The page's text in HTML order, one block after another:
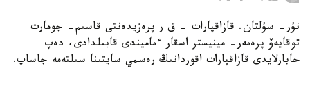
نۇر- سۇلتان. قازاقپارات – ق ر پرەزيدەنتى قاسىم- جومارت
توقايەۆ پرەمەر- مينيستر اسقار ءماميندى قابىلدادى، دەپ
حابارلايدى قازاقپارات اقوردانىڭ رەسمي سايتىنا سىلتەمە جاساپ.